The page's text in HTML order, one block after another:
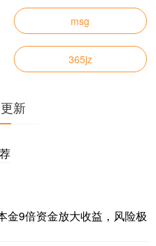
msg
365jz
新
金9倍资金放大收益，风险极